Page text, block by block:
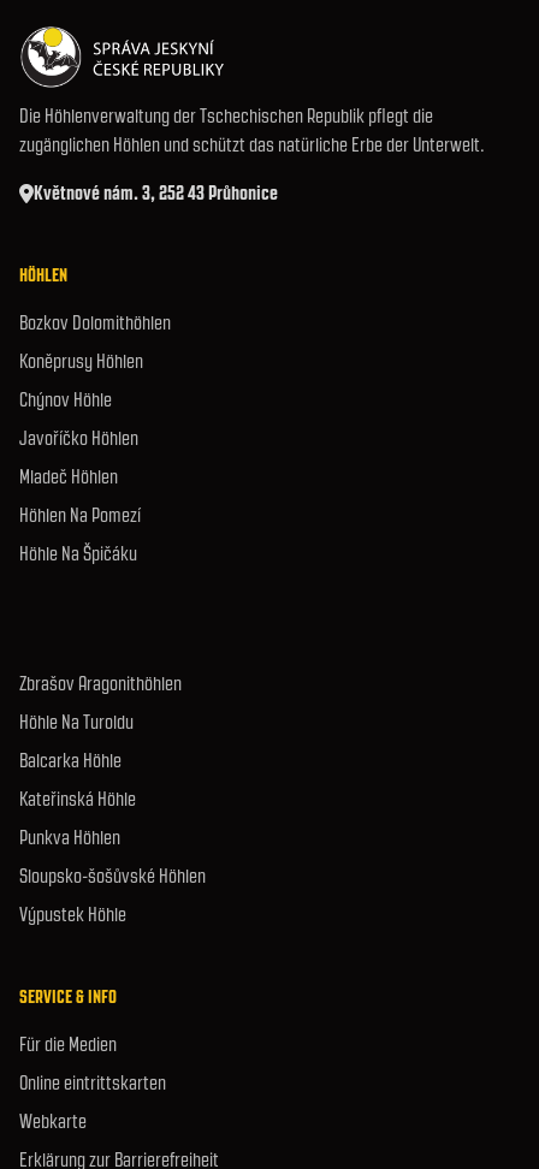
Die Höhlenverwaltung der Tschechischen Republik pflegt die
zugänglichen Höhlen und schützt das natürliche Erbe der Unterwelt.
Květnové nám. 3, 252 43 Průhonice
HÖHLEN
Bozkov Dolomithöhlen
Koněprusy Höhlen
Chýnov Höhle
Javoříčko Höhlen
Mladeč Höhlen
Höhlen Na Pomezí
Höhle Na Špičáku
Zbrašov Aragonithöhlen
Höhle Na Turoldu
Balcarka Höhle
Kateřinská Höhle
Punkva Höhlen
Sloupsko-šošůvské Höhlen
Výpustek Höhle
SERVICE & INFO
Für die Medien
Online eintrittskarten
Webkarte
Erklärung zur Barrierefreiheit